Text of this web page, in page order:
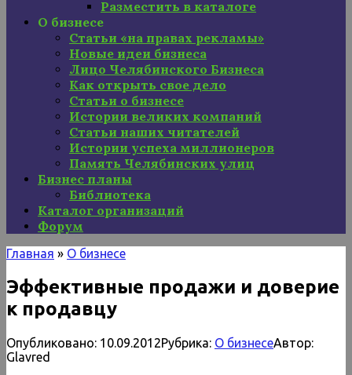
Разместить в каталоге
О бизнесе
Статьи «на правах рекламы»
Новые идеи бизнеса
Лицо Челябинского Бизнеса
Как открыть свое дело
Статьи о бизнесе
Истории великих компаний
Статьи наших читателей
Истории успеха миллионеров
Память Челябинских улиц
Бизнес планы
Библиотека
Каталог организаций
Форум
Главная » О бизнесе
Эффективные продажи и доверие
к продавцу
Опубликовано: 10.09.2012Рубрика: О бизнесеАвтор:
Glavred